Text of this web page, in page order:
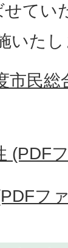
てい
いたし
市民総
(PDF
フ